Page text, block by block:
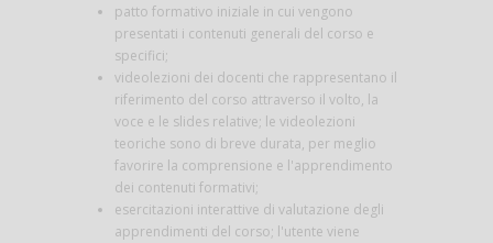
patto formativo iniziale in cui vengono
presentati i contenuti generali del corso e
specifici;
videolezioni dei docenti che rappresentano il
riferimento del corso attraverso il volto, la
voce e le slides relative; le videolezioni
teoriche sono di breve durata, per meglio
favorire la comprensione e l'apprendimento
dei contenuti formativi;
esercitazioni interattive di valutazione degli
apprendimenti del corso; l'utente viene